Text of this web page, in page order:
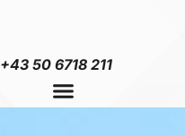
+43 50 6718 211